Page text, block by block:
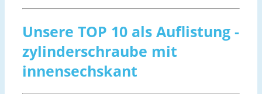
Unsere TOP 10 als Auflistung -
zylinderschraube mit
innensechskant